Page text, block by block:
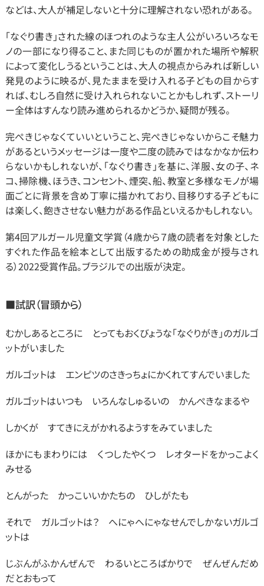
などは、大人が補足しないと十分に理解されない恐れがある。
「なぐり書き」された線のほつれのような主人公がいろいろなモ
ノの一部になり得ること、また同じものが置かれた場所や解釈
によって変化しうるということは、大人の視点からみれば新しい
発見のように映るが、見たままを受け入れる子どもの目からす
れば、むしろ自然に受け入れられないことかもしれず、ストーリ
ー全体はすんなり読み進められるかどうか、疑問が残る。
完ぺきじゃなくていいということ、完ぺきじゃないからこそ魅力
があるというメッセージは一度や二度の読みではなかなか伝わ
らないかもしれないが、「なぐり書き」を基に、洋服、女の子、ネ
コ、掃除機、ほうき、コンセント、煙突、船、教室と多様なモノが場
面ごとに背景を含め丁寧に描かれており、目移りする子どもに
は楽しく、飽きさせない魅力がある作品といえるかもしれない。
第4回アルガール児童文学賞（4歳から７歳の読者を対象とした
すぐれた作品を絵本として出版するための助成金が授与され
る）2022受賞作品。ブラジルでの出版が決定。
■試訳（冒頭から）
むかしあるところに　とってもおくびょうな「なぐりがき」のガルゴ
ットがいました
ガルゴットは　エンピツのさきっちょにかくれてすんでいました
ガルゴットはいつも　いろんなしゅるいの　かんぺきなまるや
しかくが　すてきにえがかれるようすをみていました
ほかにもまわりには　くつしたやくつ　レオタードをかっこよく
みせる
とんがった　かっこいいかたちの　ひしがたも
それで　ガルゴットは？　へにゃへにゃなせんでしかないガルゴ
ットは
じぶんがふかんぜんで　わるいところばかりで　ぜんぜんだめ
だとおもって